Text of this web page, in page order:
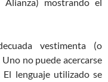
vestimenta (o
no puede acercarse
lenguaje utilizado se